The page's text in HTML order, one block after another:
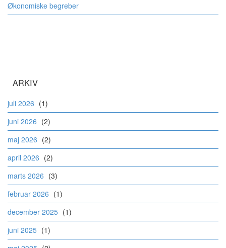
Økonomiske begreber
ARKIV
juli 2026 (1)
juni 2026 (2)
maj 2026 (2)
april 2026 (2)
marts 2026 (3)
februar 2026 (1)
december 2025 (1)
juni 2025 (1)